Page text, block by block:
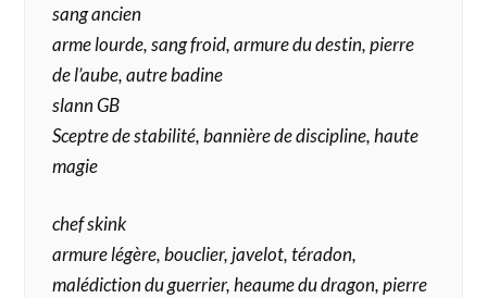
sang ancien
arme lourde, sang froid, armure du destin, pierre
de l’aube, autre badine
slann GB
Sceptre de stabilité, bannière de discipline, haute
magie
chef skink
armure légère, bouclier, javelot, téradon,
malédiction du guerrier, heaume du dragon, pierre